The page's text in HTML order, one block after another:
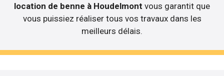
location de benne à Houdelmont vous garantit que
vous puissiez réaliser tous vos travaux dans les
meilleurs délais.